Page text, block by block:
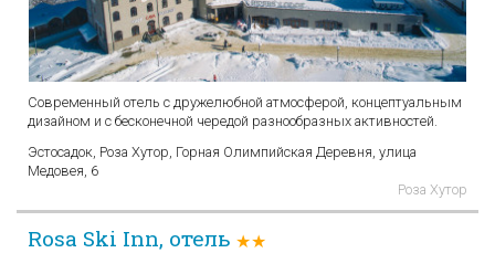
Современный отель с дружелюбной атмосферой, концептуальным
дизайном и с бесконечной чередой разнообразных активностей.
Эстосадок, Роза Хутор, Горная Олимпийская Деревня, улица
Медовея, 6
Роза Хутор
Rosa Ski Inn, отель ★★